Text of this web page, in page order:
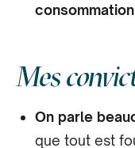
Mes
On parle
que tout est